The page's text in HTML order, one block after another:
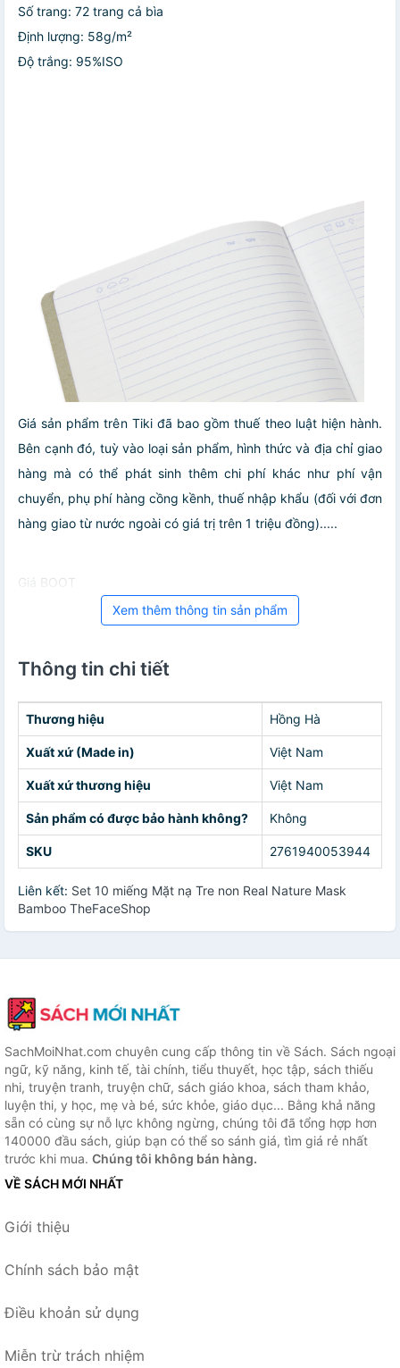
Số trang: 72 trang cả bìa
Định lượng: 58g/m²
Độ trắng: 95%ISO
Giá sản phẩm trên Tiki đã bao gồm thuế theo luật hiện hành.
Bên cạnh đó, tuỳ vào loại sản phẩm, hình thức và địa chỉ giao
hàng mà có thể phát sinh thêm chi phí khác như phí vận
chuyển, phụ phí hàng cồng kềnh, thuế nhập khẩu (đối với đơn
hàng giao từ nước ngoài có giá trị trên 1 triệu đồng).....
Giá BOOT
Xem thêm thông tin sản phẩm
Thông tin chi tiết
Thương hiệu Hồng Hà
Xuất xứ (Made in) Việt Nam
Xuất xứ thương hiệu Việt Nam
Sản phẩm có được bảo hành không? Không
SKU 2761940053944
Liên kết: Set 10 miếng Mặt nạ Tre non Real Nature Mask
Bamboo TheFaceShop
SachMoiNhat.com chuyên cung cấp thông tin về Sách. Sách ngoại
ngữ, kỹ năng, kinh tế, tài chính, tiểu thuyết, học tập, sách thiếu
nhi, truyện tranh, truyện chữ, sách giáo khoa, sách tham khảo,
luyện thi, y học, mẹ và bé, sức khỏe, giáo dục... Bằng khả năng
sẵn có cùng sự nỗ lực không ngừng, chúng tôi đã tổng hợp hơn
140000 đầu sách, giúp bạn có thể so sánh giá, tìm giá rẻ nhất
trước khi mua. Chúng tôi không bán hàng.
VỀ SÁCH MỚI NHẤT
Giới thiệu
Chính sách bảo mật
Điều khoản sử dụng
Miễn trừ trách nhiệm